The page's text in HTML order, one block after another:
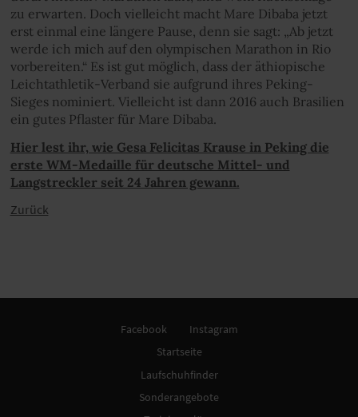
zu erwarten. Doch vielleicht macht Mare Dibaba jetzt
erst einmal eine längere Pause, denn sie sagt: „Ab jetzt
werde ich mich auf den olympischen Marathon in Rio
vorbereiten.“ Es ist gut möglich, dass der äthiopische
Leichtathletik-Verband sie aufgrund ihres Peking-
Sieges nominiert. Vielleicht ist dann 2016 auch Brasilien
ein gutes Pflaster für Mare Dibaba.
Hier lest ihr, wie Gesa Felicitas Krause in Peking die
erste WM-Medaille für deutsche Mittel- und
Langstreckler seit 24 Jahren gewann.
Zurück
Facebook
Instagram
Startseite
Laufschuhfinder
Sonderangebote